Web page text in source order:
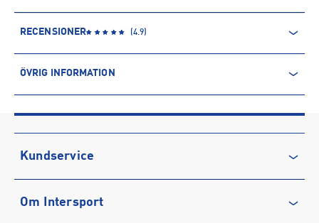
RECENSIONER (4.9)
ÖVRIG INFORMATION
Produktnummer: 1576304
Leverantörens produktnummer: 505466
Artikelnummer: 157630401-Navy Blue
Tillverkaradress
Kundservice
Vanliga frågor & svar
Om Intersport